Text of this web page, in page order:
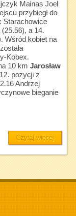
Mainas Joel
przybiegł do
Starachowice
a 14.
Wśród kobiet na
Kobex.
10 km Jarosław
pozycji z
Andrzej
bieganie
Czytaj więcej